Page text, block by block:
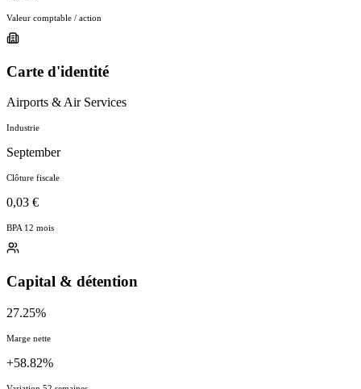
Valeur comptable / action
Carte d'identité
Airports & Air Services
Industrie
September
Clôture fiscale
0,03 €
BPA 12 mois
Capital & détention
27.25%
Marge nette
+58.82%